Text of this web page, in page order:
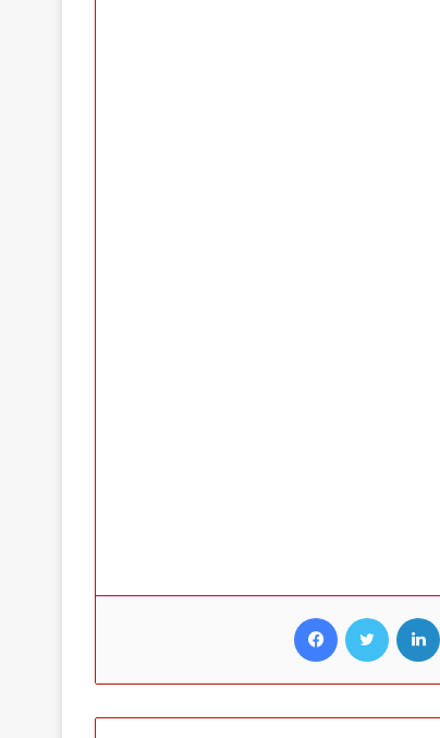
Facebook Twitter